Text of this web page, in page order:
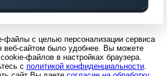
файлы с целью персонализации сервиса
веб-сайтом было удобнее. Вы можете
файлов в настройках браузера.
с политикой конфиденциальности.